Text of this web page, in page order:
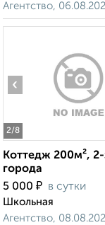
Агентство,
2/8
‹
Коттедж 200м²,
города
5 000 ₽ в сутки
Школьная
Агентство,